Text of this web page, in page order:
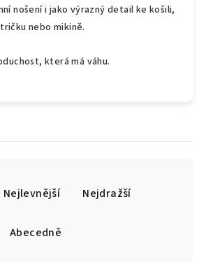
nošení i jako výrazný detail ke košili,
tričku nebo mikině.
která má váhu.
Nejlevnější Nejdražší
Abecedně